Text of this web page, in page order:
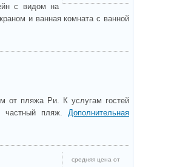
с видом на
и ванная комната с ванной
от пляжа Ри. К услугам гостей
частный пляж. Дополнительная
средняя цена от